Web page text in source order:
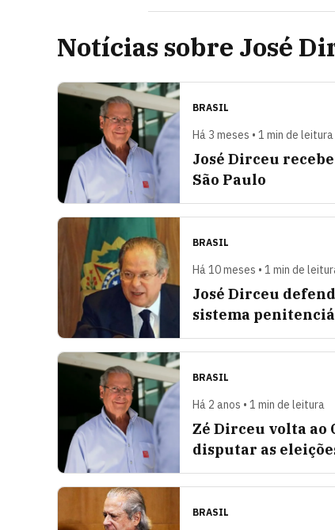
Notícias sobre José
BRASIL
Há 3 meses • 1 min de leitura
José Dirceu
São Paulo
BRASIL
Há 10 meses • 1 min de
José Dirceu
sistema
BRASIL
Há 2 anos • 1 min de leitura
Zé Dirceu volta ao
disputar as
BRASIL